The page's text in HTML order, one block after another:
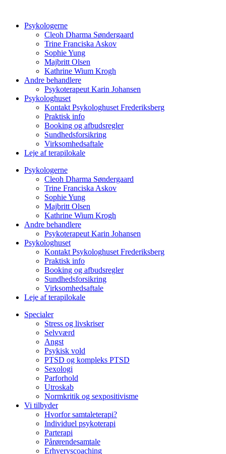
indholdPsykologerne
Cleoh Dharma Søndergaard
Trine Franciska Askov
Sophie Yung
Majbritt Olsen
Kathrine Wium Krogh
Andre behandlere
Psykoterapeut Karin Johansen
Psykologhuset
Kontakt Psykologhuset Frederiksberg
Praktisk info
Booking og afbudsregler
Sundhedsforsikring
Virksomhedsaftale
Leje af terapilokale
Psykologerne
Cleoh Dharma Søndergaard
Trine Franciska Askov
Sophie Yung
Majbritt Olsen
Kathrine Wium Krogh
Andre behandlere
Psykoterapeut Karin Johansen
Psykologhuset
Kontakt Psykologhuset Frederiksberg
Praktisk info
Booking og afbudsregler
Sundhedsforsikring
Virksomhedsaftale
Leje af terapilokale
Specialer
Stress og livskriser
Selvværd
Angst
Psykisk vold
PTSD og kompleks PTSD
Sexologi
Parforhold
Utroskab
Normkritik og sexpositivisme
Vi tilbyder
Hvorfor samtaleterapi?
Individuel psykoterapi
Parterapi
Pårørendesamtale
Erhvervscoaching